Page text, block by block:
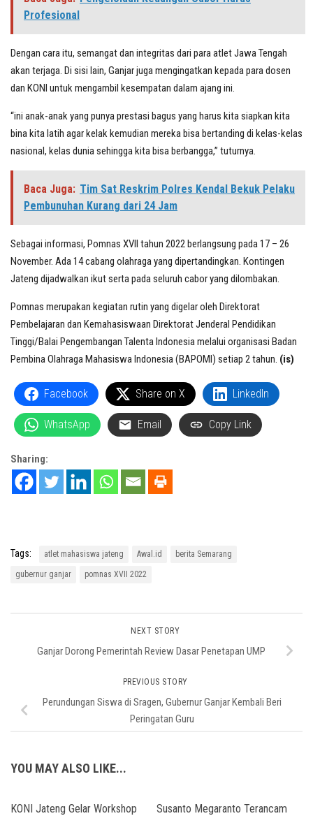
Profesional
Dengan cara itu, semangat dan integritas dari para atlet Jawa Tengah
akan terjaga. Di sisi lain, Ganjar juga mengingatkan kepada para dosen
dan KONI untuk mengambil kesempatan dalam ajang ini.
“ini anak-anak yang punya prestasi bagus yang harus kita siapkan kita
bina kita latih agar kelak kemudian mereka bisa bertanding di kelas-kelas
nasional, kelas dunia sehingga kita bisa berbangga,” tuturnya.
Baca Juga: Tim Sat Reskrim Polres Kendal Bekuk Pelaku
Pembunuhan Kurang dari 24 Jam
Sebagai informasi, Pomnas XVII tahun 2022 berlangsung pada 17 – 26
November. Ada 14 cabang olahraga yang dipertandingkan. Kontingen
Jateng dijadwalkan ikut serta pada seluruh cabor yang dilombakan.
Pomnas merupakan kegiatan rutin yang digelar oleh Direktorat
Pembelajaran dan Kemahasiswaan Direktorat Jenderal Pendidikan
Tinggi/Balai Pengembangan Talenta Indonesia melalui organisasi Badan
Pembina Olahraga Mahasiswa Indonesia (BAPOMI) setiap 2 tahun. (is)
Facebook Share on X LinkedIn
WhatsApp Email Copy Link
Sharing:
Tags: atlet mahasiswa jateng Awal.id berita Semarang
gubernur ganjar pomnas XVII 2022
NEXT STORY
Ganjar Dorong Pemerintah Review Dasar Penetapan UMP
PREVIOUS STORY
Perundungan Siswa di Sragen, Gubernur Ganjar Kembali Beri
Peringatan Guru
YOU MAY ALSO LIKE...
KONI Jateng Gelar Workshop
Susanto Megaranto Terancam